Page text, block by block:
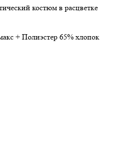
костюм в расцветке
+ Полиэстер 65% хлопок